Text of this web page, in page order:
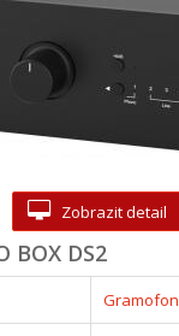
Zobrazit detail
BOX DS2